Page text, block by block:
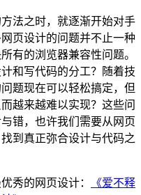
法之时，就逐渐开始对手
页设计的问题并不止一种
有的浏览器兼容性问题。
和写代码的分工？随着技
题现在可以轻松搞定，但
越来越难以实现？这些问
错，也许我们需要从网页
到真正弥合设计与代码之
秀的网页设计：
《爱不释